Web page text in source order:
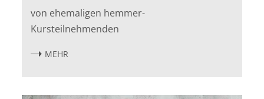
von ehemaligen hemmer-
Kursteilnehmenden
MEHR